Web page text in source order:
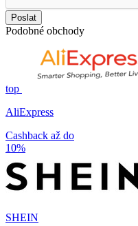
Poslat
Podobné obchody
top
AliExpress
Cashback až do
10%
SHEIN